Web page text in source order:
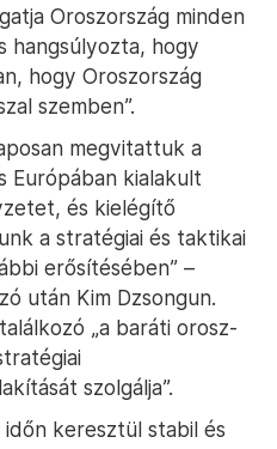
Oroszország minden
hangsúlyozta, hogy
hogy Oroszország
szemben”.
megvitattuk a
Európában kialakult
és kielégítő
a stratégiai és taktikai
erősítésében” –
után Kim Dzsongun.
„a baráti orosz-
szolgálja”.
időn keresztül stabil és